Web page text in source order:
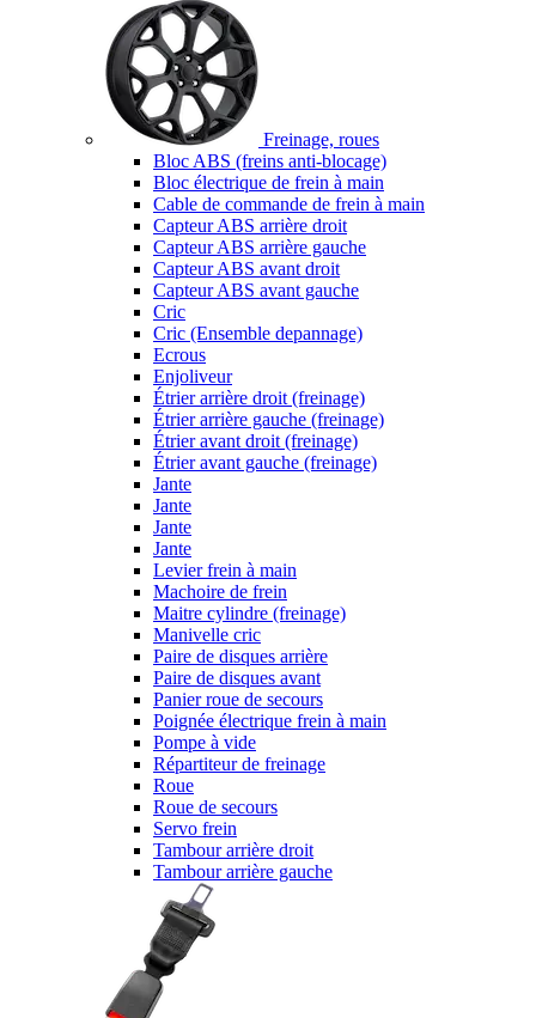
Freinage, roues
Bloc ABS (freins anti-blocage)
Bloc électrique de frein à main
Cable de commande de frein à main
Capteur ABS arrière droit
Capteur ABS arrière gauche
Capteur ABS avant droit
Capteur ABS avant gauche
Cric
Cric (Ensemble depannage)
Ecrous
Enjoliveur
Étrier arrière droit (freinage)
Étrier arrière gauche (freinage)
Étrier avant droit (freinage)
Étrier avant gauche (freinage)
Jante
Jante
Jante
Jante
Levier frein à main
Machoire de frein
Maitre cylindre (freinage)
Manivelle cric
Paire de disques arrière
Paire de disques avant
Panier roue de secours
Poignée électrique frein à main
Pompe à vide
Répartiteur de freinage
Roue
Roue de secours
Servo frein
Tambour arrière droit
Tambour arrière gauche